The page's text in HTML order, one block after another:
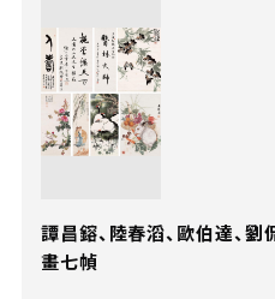
譚昌鎔、陸春滔、歐伯達、
畫七幀